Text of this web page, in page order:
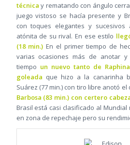
técnica y rematando con ángulo
juego vistoso se hacía presente y
con toques elegantes y sucesivos
atónita de su rival. En ese estilo
(18 min.) En el primer tiempo de
varias ocasiones más de anotar
tiempo un nuevo tanto de
goleada que hizo a la canarinha
Suárez (77 min.) con tiro libre anotó el
Barbosa (83 min.) con certero
Brasil está casi clasificado al
en zona de repechaje pero su